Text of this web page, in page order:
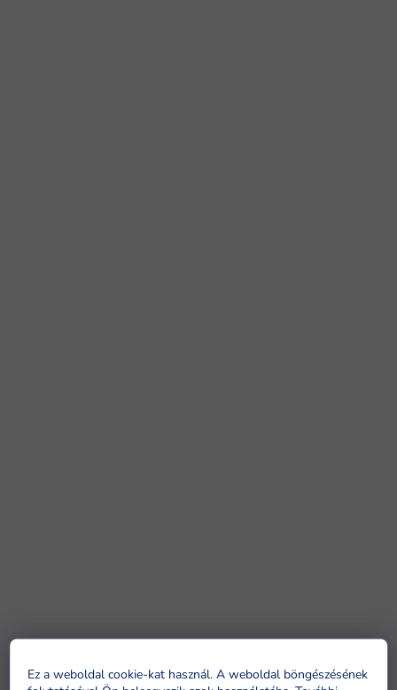
Ez a weboldal cookie-kat használ. A weboldal böngészésének